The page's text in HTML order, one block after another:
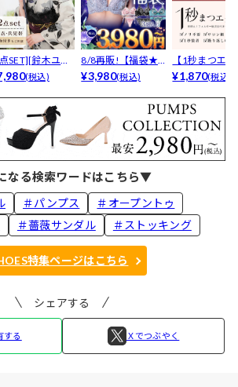
SET][鈴木ユリ
(税込)
8/8再販!【福袋★
ブラセット3点
¥3,980(税込)
【1秒まつエ
リュームタイ
¥1,870(税込)
なる検索ワードはこちら▼
＃パンプス
＃オープントゥ
＃薔薇サンダル ＃ストッキング
特集ページはこちら
シェアする
する Ｘでつぶやく